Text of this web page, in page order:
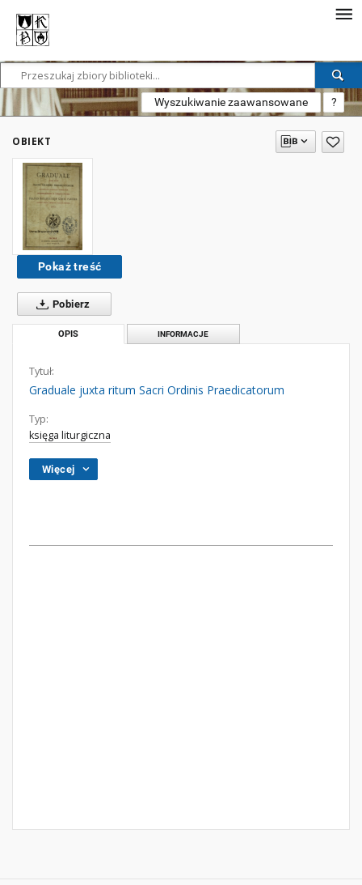
Wyszukiwanie zaawansowane ?
OBIEKT
Pokaż treść
Pobierz
OPIS INFORMACJE
Tytuł:
Graduale juxta ritum Sacri Ordinis Praedicatorum
Typ:
księga liturgiczna
Więcej